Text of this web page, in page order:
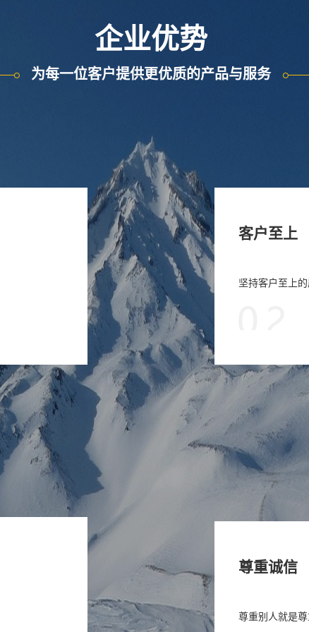
企业优势
为每一位客户提供更优质的产品与服务
客户至上
坚持客户至上
尊重诚信
尊重别人就是